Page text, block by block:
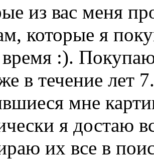
из вас меня
которые я
время :).
в течение лет
мне
я достаю
их все в